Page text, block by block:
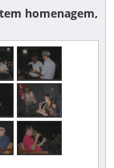
homenagem,